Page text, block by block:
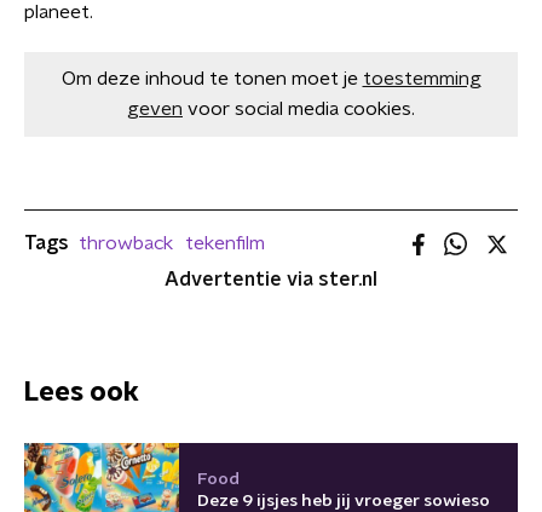
planeet.
Om deze inhoud te tonen moet je toestemming
geven voor social media cookies.
Tags throwback
tekenfilm
Advertentie via ster.nl
Lees ook
Food
Deze 9 ijsjes heb jij vroeger sowieso